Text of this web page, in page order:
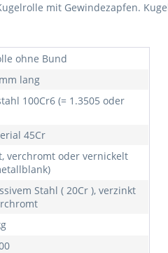
mit Gewindezapfen.
ohne Bund
lang
100Cr6 (= 1.3505 oder
45Cr
verchromt oder vernickelt
Stahl ( 20Cr ), verzinkt